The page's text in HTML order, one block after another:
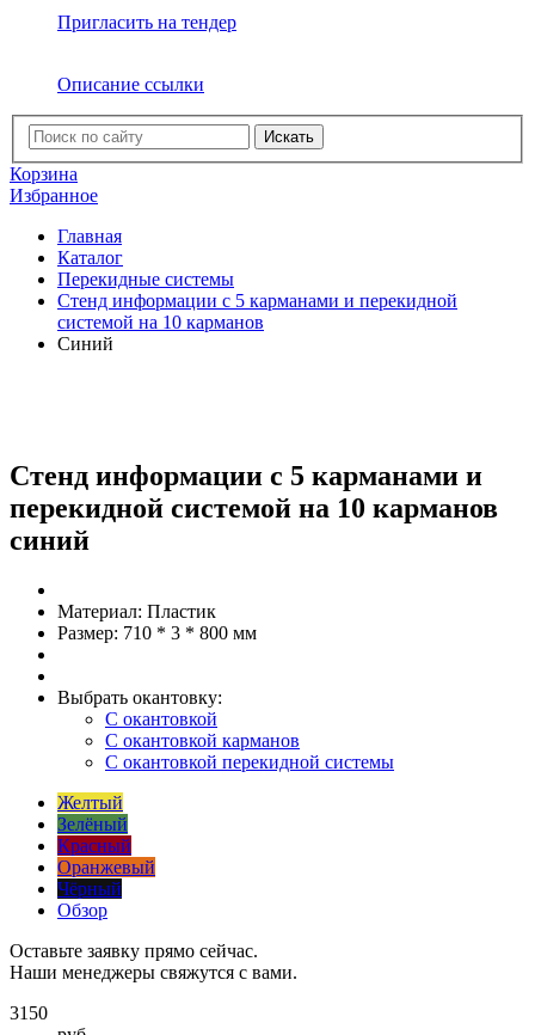
Пригласить на тендер
Описание ссылки
Искать
Корзина
Избранное
Главная
Каталог
Перекидные системы
Стенд информации с 5 карманами и перекидной
системой на 10 карманов
Синий
Стенд информации с 5 карманами и
перекидной системой на 10 карманов
синий
Материал: Пластик
Размер: 710 * 3 * 800 мм
Выбрать окантовку:
С окантовкой
С окантовкой карманов
С окантовкой перекидной системы
Желтый
Зелёный
Красный
Оранжевый
Чёрный
Обзор
Оставьте заявку прямо сейчас.
Наши менеджеры свяжутся с вами.
3150